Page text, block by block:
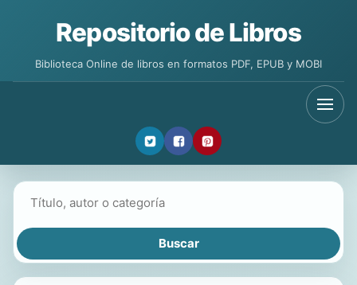
Repositorio de Libros
Biblioteca Online de libros en formatos PDF, EPUB y MOBI